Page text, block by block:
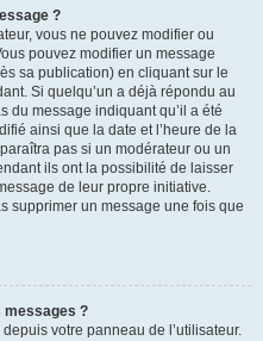
?
vous ne pouvez modifier ou
pouvez modifier un message
sa publication) en cliquant sur le
Si quelqu’un a déjà répondu au
du message indiquant qu’il a été
ainsi que la date et l’heure de la
pas si un modérateur ou un
ils ont la possibilité de laisser
de leur propre initiative.
supprimer un message une fois que
messages ?
votre panneau de l’utilisateur.